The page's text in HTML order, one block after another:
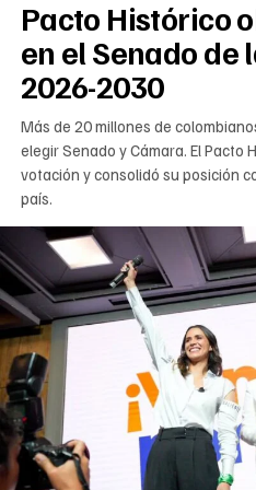
Pacto Histórico
en el Senado de
2026-2030
Más de 20 millones de
elegir Senado y Cámara. El Pacto
votación y consolidó su posición
país.